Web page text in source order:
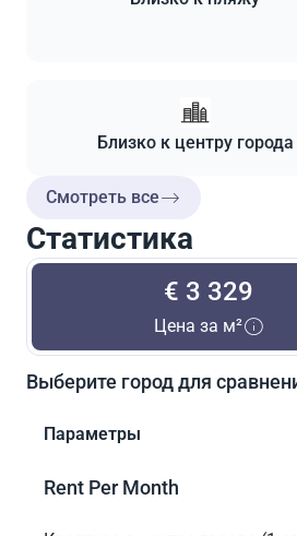
Близко к центру города
Смотреть все
Статистика
€ 3 329
Цена за м²
Выберите город для
Параметры
Rent Per Month